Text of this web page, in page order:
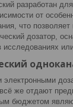
разработан
от
что
дозатор,
же отдают
бюджетом